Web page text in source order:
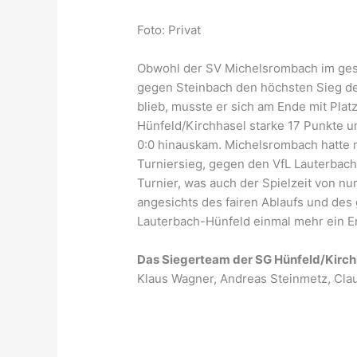
Foto: Privat
Obwohl der SV Michelsrombach im
gegen Steinbach den höchsten Sieg
blieb, musste er sich am Ende mit
Hünfeld/Kirchhasel starke 17 Punkte
0:0 hinauskam. Michelsrombach
Turniersieg, gegen den VfL
Turnier, was auch der Spielzeit von
angesichts des fairen Ablaufs und
Lauterbach-Hünfeld einmal mehr ein
Das Siegerteam der SG Hünfeld/
Klaus Wagner, Andreas Steinmetz,